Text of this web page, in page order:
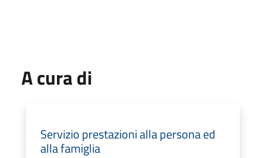
A cura di
Servizio prestazioni alla persona ed
alla famiglia